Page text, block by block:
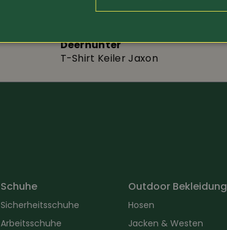
Deerhunter
T-Shirt Keiler Jaxon
Schuhe
Sicherheitsschuhe
Arbeitsschuhe
Outdoor Bekleidung
Hosen
Jacken & Westen